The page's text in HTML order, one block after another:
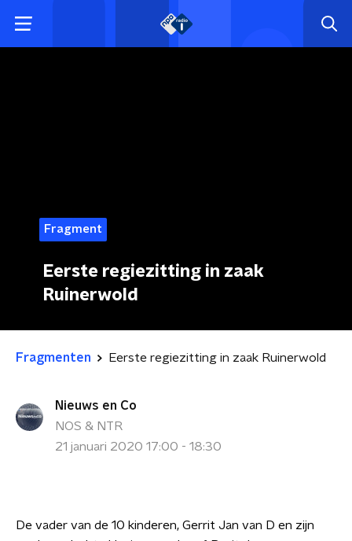
Fragment
Eerste regiezitting in zaak
Ruinerwold
Fragmenten Eerste regiezitting in zaak Ruinerwold
Nieuws en Co
NOS & NTR
21 januari 2020 17:00 - 18:30
De vader van de 10 kinderen, Gerrit Jan van D en zijn